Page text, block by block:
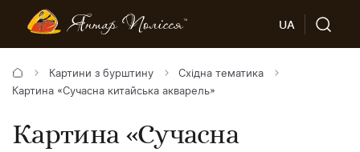
UA
Картини з бурштину
Східна тематика
Картина «Сучасна китайська акварель»
Картина «Сучасна